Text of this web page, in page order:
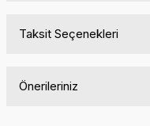
Taksit Seçenekleri
Önerileriniz